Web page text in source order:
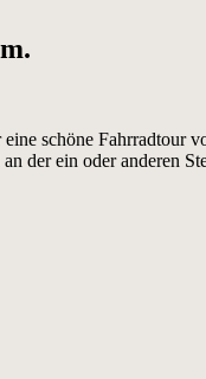
schöne Fahrradtour
der ein oder anderen